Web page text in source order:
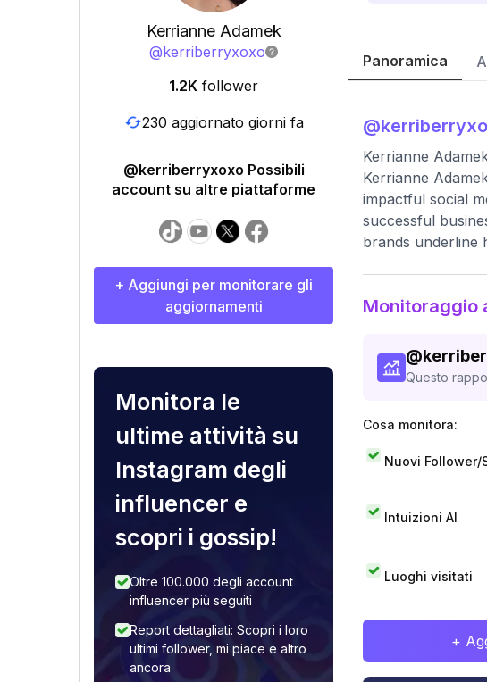
Kerrianne Adamek
@kerriberryxoxo
1.2K follower
230 aggiornato giorni fa
@kerriberryxoxo Possibili
account su altre piattaforme
+ Aggiungi per monitorare gli
aggiornamenti
Monitora le
ultime attività su
Instagram degli
influencer e
scopri i gossip!
Oltre 100.000 degli account
influencer più seguiti
Report dettagliati: Scopri i loro
ultimi follower, mi piace e altro
ancora
Panoramica
@
Kerrianne
Kerrianne
impactful social
successful
brands underline
Monitoraggio
@
Questo
Cosa monitora:
Nuovi Follower/
Intuizioni AI
Luoghi visitati
+